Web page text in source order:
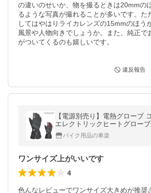
の違いのせいか、物を撮るときは20mmの
るような写真が撮れることが多いです。た
してはやはりライカレンズの15mmのほう
風景や人物向きでしょうか。また、純正で
がついてくるのも嬉しいです。
違反報告
【電源別売り】電熱グローブ
エレクトリックヒートグローブ
MINE 06-804 バイクグローブ
バイク用品の車楽
ワンサイズ上がいいです
4
色んなレビューでワンサイズ大きめが推奨